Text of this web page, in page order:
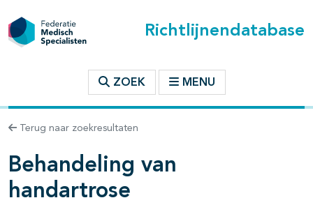
Richtlijnendatabase
ZOEK MENU
Terug naar zoekresultaten
Behandeling van
handartrose
binnen deze richtlijn